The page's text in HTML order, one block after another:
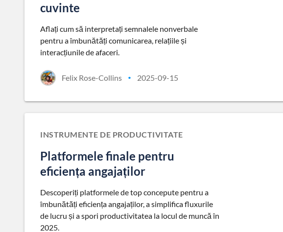
cuvinte
Aflați cum să interpretați semnalele nonverbale
pentru a îmbunătăți comunicarea, relațiile și
interacțiunile de afaceri.
Felix Rose-Collins • 2025-09-15
INSTRUMENTE DE PRODUCTIVITATE
Platformele finale pentru
eficiența angajaților
Descoperiți platformele de top concepute pentru a
îmbunătăți eficiența angajaților, a simplifica fluxurile
de lucru și a spori productivitatea la locul de muncă în
2025.